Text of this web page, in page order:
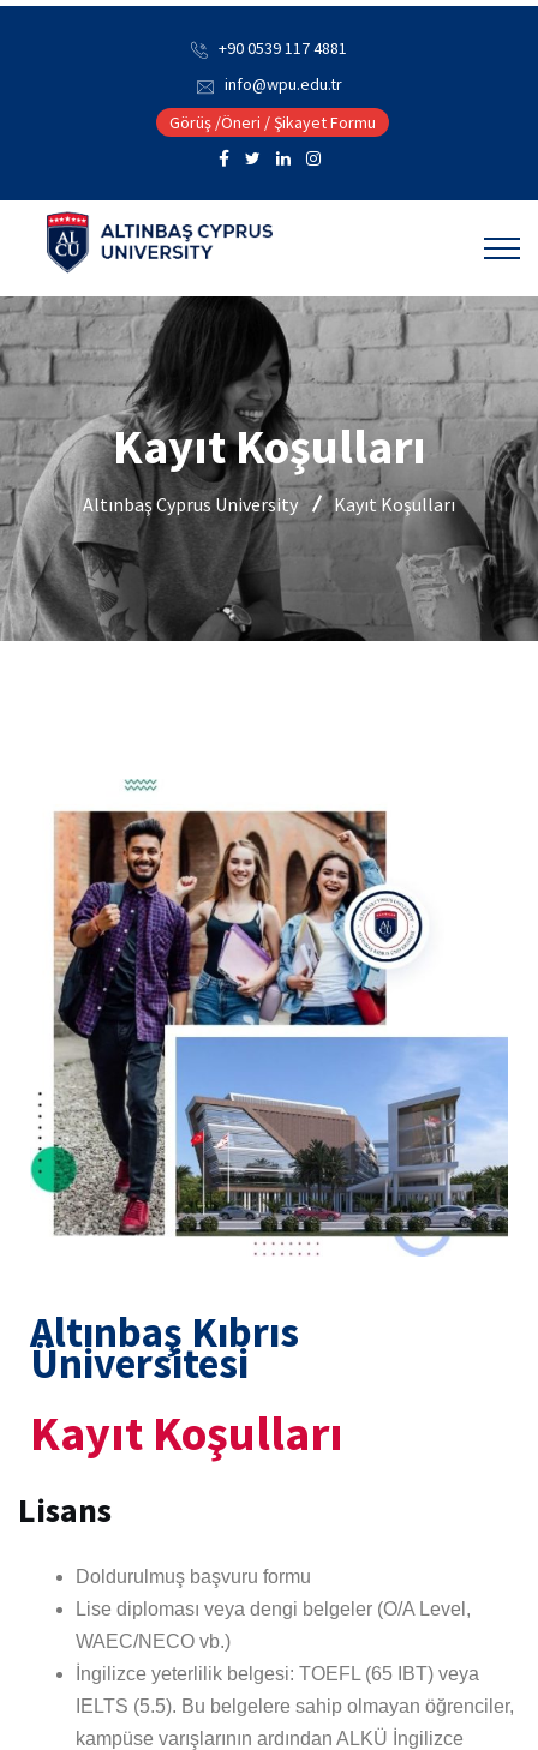
+90 0539 117 4881
info@wpu.edu.tr
Görüş /Öneri / Şikayet Formu
Kayıt Koşulları
Altınbaş Cyprus University Kayıt Koşulları
Altınbaş Kıbrıs
Üniversitesi
Kayıt Koşulları
Lisans
Doldurulmuş başvuru formu
Lise diploması veya dengi belgeler (O/A Level,
WAEC/NECO vb.)
İngilizce yeterlilik belgesi: TOEFL (65 IBT) veya
IELTS (5.5). Bu belgelere sahip olmayan öğrenciler,
kampüse varışlarının ardından ALKÜ İngilizce